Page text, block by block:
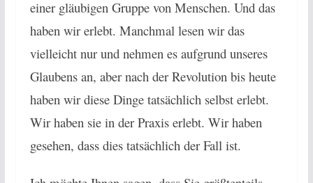
einer gläubigen Gruppe von Menschen. Und das
haben wir erlebt. Manchmal lesen wir das
vielleicht nur und nehmen es aufgrund unseres
Glaubens an, aber nach der Revolution bis heute
haben wir diese Dinge tatsächlich selbst erlebt.
Wir haben sie in der Praxis erlebt. Wir haben
gesehen, dass dies tatsächlich der Fall ist.